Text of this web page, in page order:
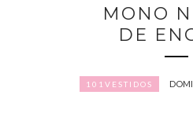
MONO
DE
101VESTIDOS